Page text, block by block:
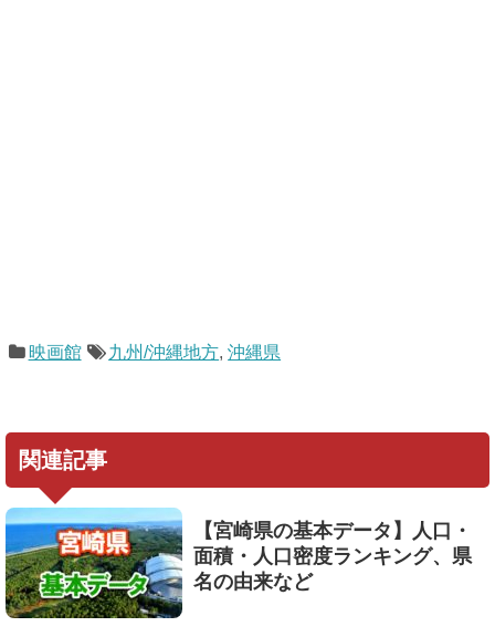
映画館 九州/沖縄地方,沖縄県
関連記事
【宮崎県の基本データ】人口・
面積・人口密度ランキング、県
名の由来など